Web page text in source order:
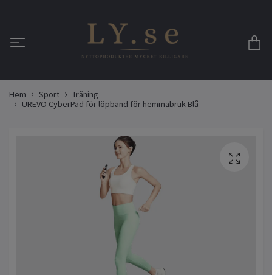
Hem Sport
Träning
UREVO CyberPad för löpband för hemmabruk Blå